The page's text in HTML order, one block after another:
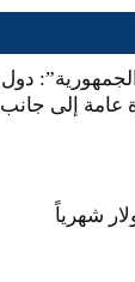
دول
عامة إلى جانب